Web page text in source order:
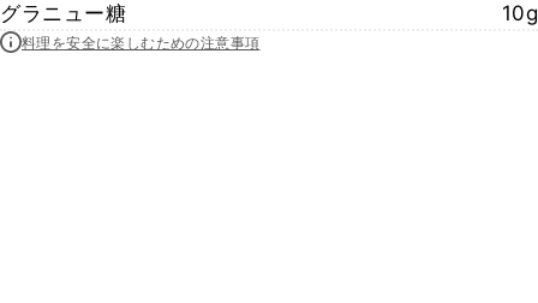
グラニュー糖
10g
料理を安全に楽しむための注意事項